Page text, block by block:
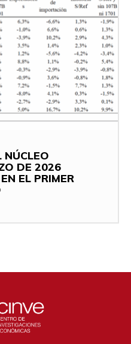
NÚCLEO
DE 2026
EL PRIMER